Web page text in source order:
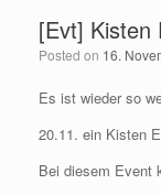
[Evt] Kisten
Posted on 16.
Es ist wieder so
20.11. ein Kisten
Bei diesem Event